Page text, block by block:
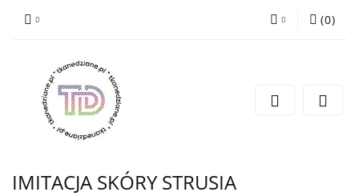
Wyślij e-mail
(0)
IMITACJA SKÓRY STRUSIA